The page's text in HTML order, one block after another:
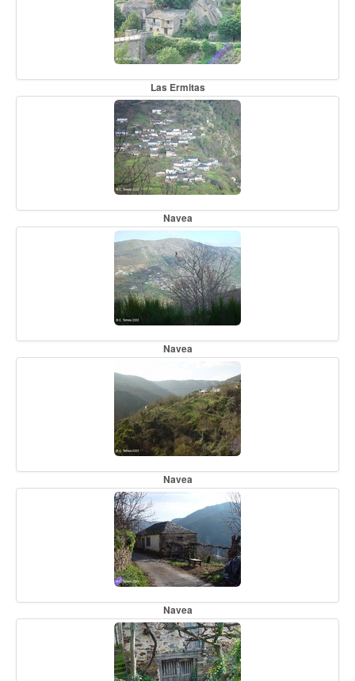
Las Ermitas
Navea
Navea
Navea
Navea